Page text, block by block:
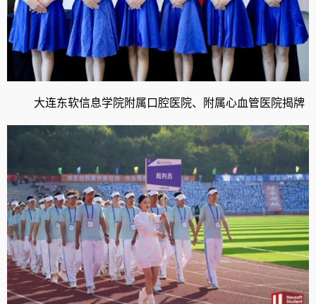
大连东软信息学院附属口腔医院、附属心血管医院揭牌